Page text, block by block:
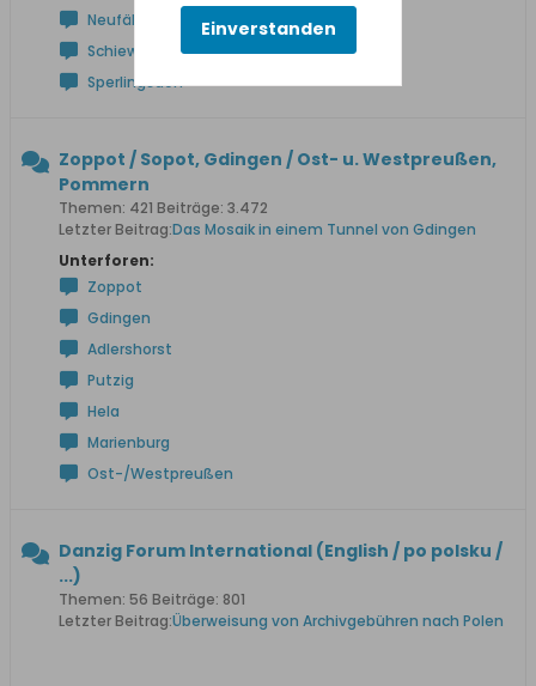
Neufähr
Schiewenhorst
Sperlingsdorf
Zoppot / Sopot, Gdingen / Ost- u. Westpreußen,
Pommern
Themen: 421 Beiträge: 3.472
Letzter Beitrag:Das Mosaik in einem Tunnel von Gdingen
Unterforen:
Zoppot
Gdingen
Adlershorst
Putzig
Hela
Marienburg
Ost-/Westpreußen
Danzig Forum International (English / po polsku /
...)
Themen: 56 Beiträge: 801
Letzter Beitrag:Überweisung von Archivgebühren nach Polen
Einverstanden